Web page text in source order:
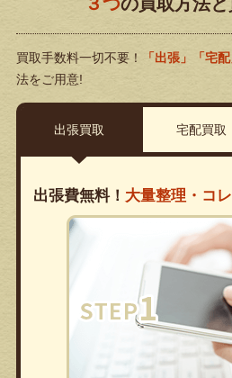
買取手数料一切不要！ 「出張」「宅
法をご用意!
出張買取 宅配買取
出張費無料！ 大量整理・コ